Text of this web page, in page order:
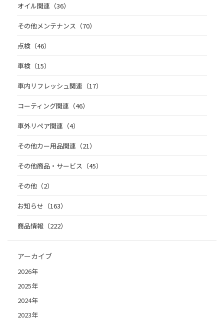
オイル関連（36）
その他メンテナンス（70）
点検（46）
車検（15）
車内リフレッシュ関連（17）
コーティング関連（46）
車外リペア関連（4）
その他カー用品関連（21）
その他商品・サービス（45）
その他（2）
お知らせ（163）
商品情報（222）
アーカイブ
2026年
2025年
2024年
2023年